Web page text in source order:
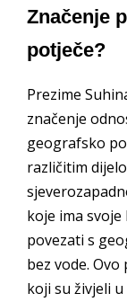
Značenje
potječe?
Prezime
značenje
geografsko
različitim
koje ima
povezati s
bez vode.
koji su živjeli